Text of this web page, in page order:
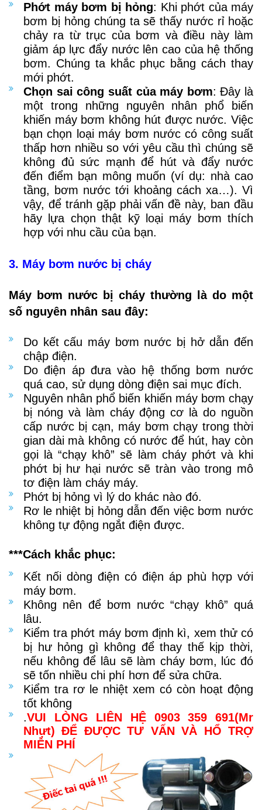
Phớt máy bơm bị hỏng: Khi phớt của máy
bơm bị hỏng chúng ta sẽ thấy nước rỉ hoặc
chảy ra từ trục của bơm và điều này làm
giảm áp lực đẩy nước lên cao của hệ thống
bơm. Chúng ta khắc phục bằng cách thay
mới phớt.
Chọn sai công suất của máy bơm: Đây là
một trong những nguyên nhân phổ biến
khiến máy bơm không hút được nước. Việc
bạn chọn loại máy bơm nước có công suất
thấp hơn nhiều so với yêu cầu thì chúng sẽ
không đủ sức mạnh để hút và đẩy nước
đến điểm bạn mông muốn (ví dụ: nhà cao
tầng, bơm nước tới khoảng cách xa…). Vì
vậy, để tránh gặp phải vấn đề này, ban đầu
hãy lựa chọn thật kỹ loại máy bơm thích
hợp với nhu cầu của bạn.
3. Máy bơm nước bị cháy
Máy bơm nước bị cháy thường là do một
số nguyên nhân sau đây:
Do kết cấu máy bơm nước bị hở dẫn đến
chập điện.
Do điện áp đưa vào hệ thống bơm nước
quá cao, sử dụng dòng điện sai mục đích.
Nguyên nhân phổ biến khiến máy bơm chạy
bị nóng và làm cháy động cơ là do nguồn
cấp nước bị cạn, máy bơm chạy trong thời
gian dài mà không có nước để hút, hay còn
gọi là “chạy khô” sẽ làm cháy phớt và khi
phớt bị hư hại nước sẽ tràn vào trong mô
tơ điện làm cháy máy.
Phớt bị hỏng vì lý do khác nào đó.
Rơ le nhiệt bị hỏng dẫn đến việc bơm nước
không tự động ngắt điện được.
***Cách khắc phục:
Kết nối dòng điện có điện áp phù hợp với
máy bơm.
Không nên để bơm nước “chạy khô” quá
lâu.
Kiểm tra phớt máy bơm định kì, xem thử có
bị hư hỏng gì không để thay thế kịp thời,
nếu không để lâu sẽ làm cháy bơm, lúc đó
sẽ tốn nhiều chi phí hơn để sửa chữa.
Kiểm tra rơ le nhiệt xem có còn hoạt động
tốt không
.VUI LÒNG LIÊN HỆ 0903 359 691(Mr
Nhựt) ĐỂ ĐƯỢC TƯ VẤN VÀ HỔ TRỢ
MIỄN PHÍ